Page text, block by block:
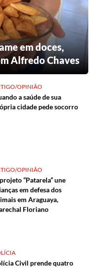
em doces,
Alfredo Chaves
OPINIÃO
a saúde de sua
cidade pede socorro
OPINIÃO
“Patarela” une
em defesa dos
em Araguaya,
Floriano
Civil prende quatro